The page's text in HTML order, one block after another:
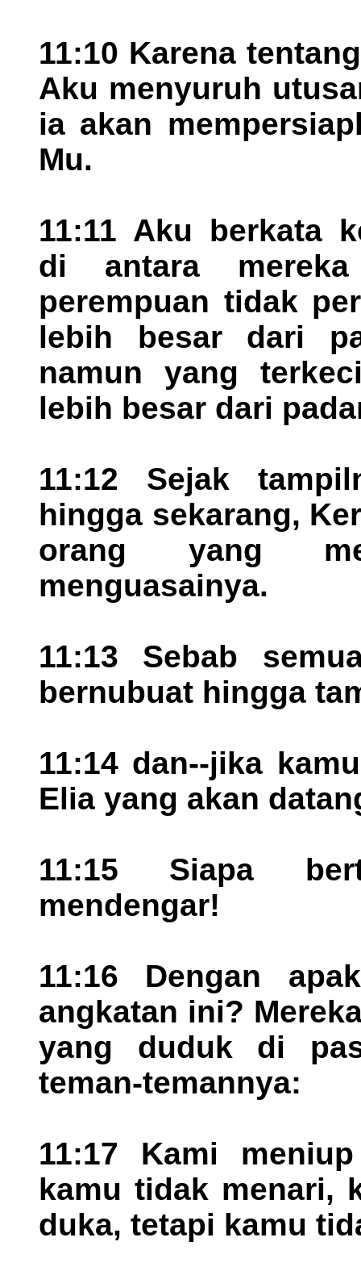
11:10 Karena
Aku menyuruh
ia akan
Mu.
11:11 Aku berkata
di antara
perempuan tidak
lebih besar dari
namun yang
lebih besar dari
11:12 Sejak
hingga sekarang,
orang yang
menguasainya.
11:13 Sebab
bernubuat hingga
11:14 dan--jika
Elia yang akan
11:15 Siapa
mendengar!
11:16 Dengan
angkatan ini?
yang duduk di
teman-temannya:
11:17 Kami
kamu tidak menari,
duka, tetapi kamu